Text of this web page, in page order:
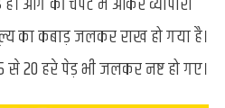
कबाड़ जलकर राख हो गया है।
20 हरे पेड़ भी जलकर नष्ट हो गए।